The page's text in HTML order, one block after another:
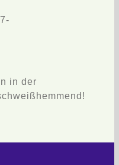
in der